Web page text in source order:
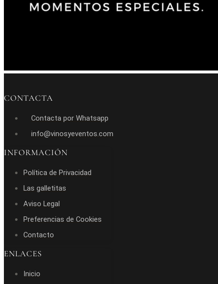
CONTACTA
Contacta por Whatsapp
info@vinosyeventos.com
INFORMACIÓN
Política de Privacidad
Las galletitas
Aviso Legal
Preferencias de Cookies
Contacto
ENLACES
Inicio